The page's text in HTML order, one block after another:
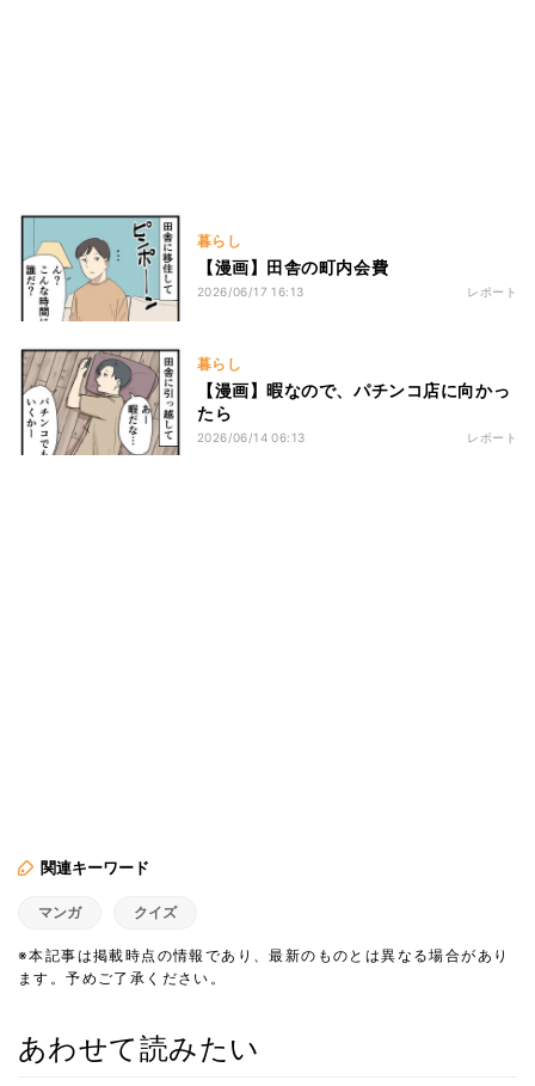
暮らし
【漫画】田舎の町内会費
2026/06/17 16:13 レポート
暮らし
【漫画】暇なので、パチンコ店に向かっ
たら
2026/06/14 06:13 レポート
関連キーワード
マンガ クイズ
※本記事は掲載時点の情報であり、最新のものとは異なる場合があり
ます。予めご了承ください。
あわせて読みたい